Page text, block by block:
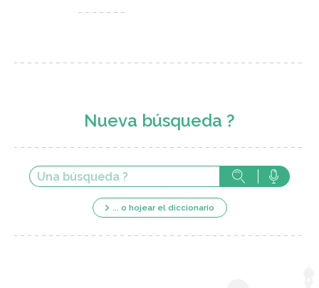
Nueva búsqueda ?
... o hojear el diccionario